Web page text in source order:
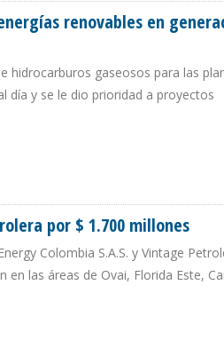
renovables en
hidrocarburos gaseosos para las
día y se le dio prioridad a proyectos
por $ 1.700 millones
Colombia S.A.S. y Vintage
las áreas de Ovai, Florida Este,